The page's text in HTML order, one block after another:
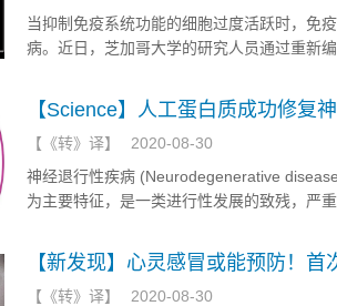
当抑制免疫系统功能的细胞过度活跃时，免
病。近日，芝加哥大学的研究人员通过重新
【Science】人工蛋白质成功修复神
【 《转》译】
2020-08-30
神经退行性疾病 (Neurodegenerative
为主要特征，是一类进行性发展的致残，严
一直是个难题。近日有研究人员开发了一种
损伤和疾病的症状，为这类疾病的治疗带来
【新发现】心灵感冒或能预防！首
【 《转》译】
2020-08-30